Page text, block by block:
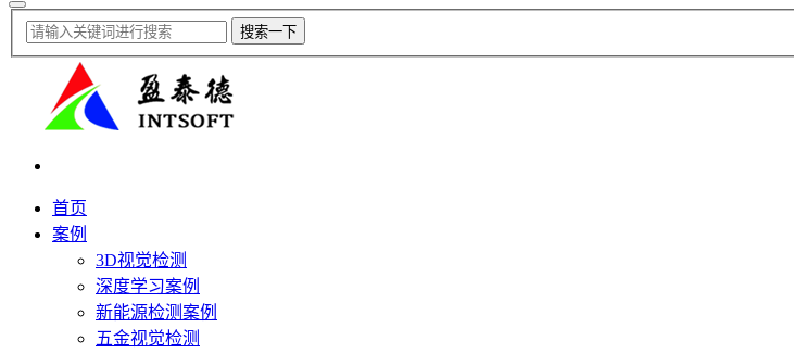
首页
案例
3D视觉检测
深度学习案例
新能源检测案例
五金视觉检测